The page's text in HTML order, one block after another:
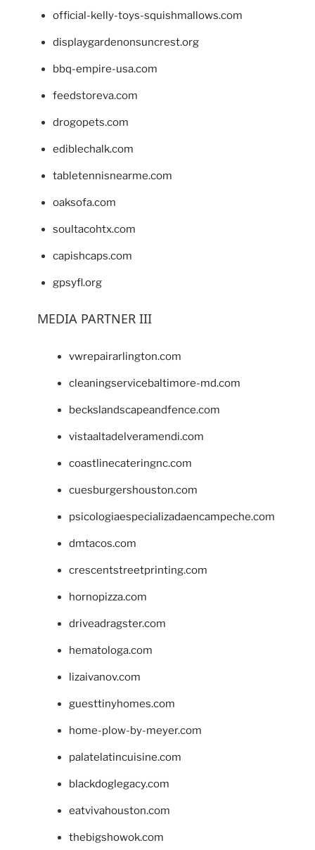
official-kelly-toys-squishmallows.com
displaygardenonsuncrest.org
bbq-empire-usa.com
feedstoreva.com
drogopets.com
ediblechalk.com
tabletennisnearme.com
oaksofa.com
soultacohtx.com
capishcaps.com
gpsyfl.org
MEDIA PARTNER III
vwrepairarlington.com
cleaningservicebaltimore-md.com
beckslandscapeandfence.com
vistaaltadelveramendi.com
coastlinecateringnc.com
cuesburgershouston.com
psicologiaespecializadaencampeche.com
dmtacos.com
crescentstreetprinting.com
hornopizza.com
driveadragster.com
hematologa.com
lizaivanov.com
guesttinyhomes.com
home-plow-by-meyer.com
palatelatincuisine.com
blackdoglegacy.com
eatvivahouston.com
thebigshowok.com